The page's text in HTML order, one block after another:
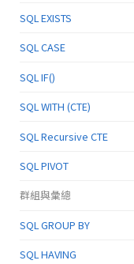
SQL EXISTS
SQL CASE
SQL IF()
SQL WITH (CTE)
SQL Recursive CTE
SQL PIVOT
群組與彙總
SQL GROUP BY
SQL HAVING